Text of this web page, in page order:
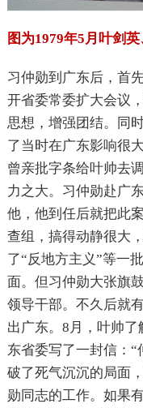
图为1979年5月叶剑英
习仲勋到广东后，首
开省委常委扩大会议
思想，增强团结。同
了当时在广东影响很
曾亲批字条给叶帅去
力之大。习仲勋赴广
他，他到任后就把此
查组，搞得动静很大
了“反地方主义”等一
面。但习仲勋大张旗
领导干部。不久后就
出广东。8月，叶帅
东省委写了一封信： “
破了死气沉沉的局面
勋同志的工作。如果